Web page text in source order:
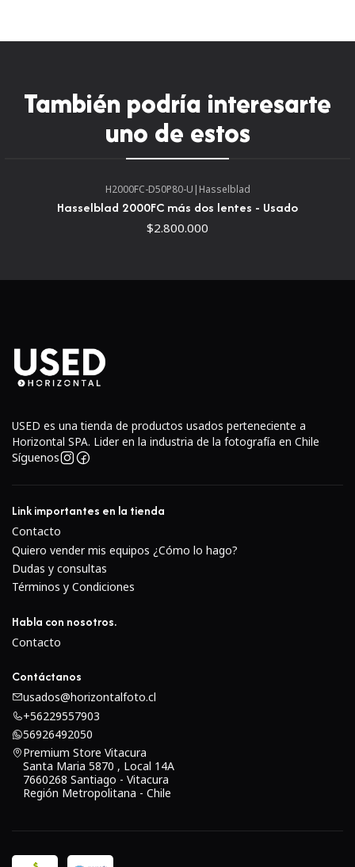
También podría interesarte
uno de estos
H2000FC-D50P80-U | Hasselblad
Hasselblad 2000FC más dos lentes - Usado
$2.800.000
USED es una tienda de productos usados perteneciente a
Horizontal SPA. Lider en la industria de la fotografía en Chile
Síguenos
Link importantes en la tienda
Contacto
Quiero vender mis equipos ¿Cómo lo hago?
Dudas y consultas
Términos y Condiciones
Habla con nosotros.
Contacto
Contáctanos
usados@horizontalfoto.cl
+56229557903
56926492050
Premium Store Vitacura
Santa Maria 5870 , Local 14A
7660268 Santiago - Vitacura
Región Metropolitana - Chile